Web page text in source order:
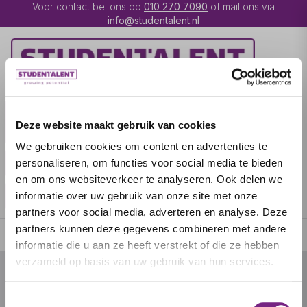
Deze website maakt gebruik van cookies
We gebruiken cookies om content en advertenties te
personaliseren, om functies voor social media te bieden
en om ons websiteverkeer te analyseren. Ook delen we
informatie over uw gebruik van onze site met onze
partners voor social media, adverteren en analyse. Deze
partners kunnen deze gegevens combineren met andere
informatie die u aan ze heeft verstrekt of die ze hebben
verzameld op basis van uw gebruik van hun services.
Voor contact bel ons op 010 270 7090 of mail ons via
info@studentalent.nl
UITZENDKRACHT
IK BEN WERKGEVER OVER STUDENTALENT
SPECIALISATIES